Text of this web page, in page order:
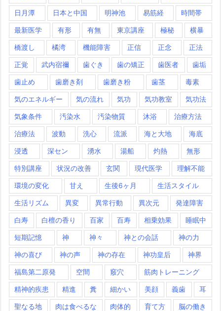
日月潭 日本と中国 明神池 易筋経 時間帯
最新医学 有形 有無 東京講座 極秘 横暴
橋渡し 橘湾 機能障害 正信 正念 正法
正覚 武内宿禰 歯ぐき 歯の矯正 歯医者 歯垢
歯止め 歯磨き剤 歯磨き粉 歯茎 毒素
気のエネルギー 気の流れ 気功 気功教室 気功法
気象条件 汚染水 汚染物質 沐浴 治療方法
治療法 波動 洗心 流派 海と大地 海底
浸透 深セン 湧水 湯船 灼熱 無形
特別講座 状況の改善 玄関 現代医学 理解不能
環境の変化 甘え 生後6ヶ月 生活スタイル
生活リズム 異変 異常行動 異次元 発達障害
白寿 白檀の香り 百家 百寿 相乗効果 睡眠中
短期記憶 神 神々 神との会話 神の力
神の喜び 神の声 神の存在 神功皇后 神界
福島第二原発 空間 竅穴 筋肉トレーニング
精神的疾患 精進 糞 細かい 美顔 義歯 耳
聖なる地 肉は食べるな 肉体的 育て方 脳の働き